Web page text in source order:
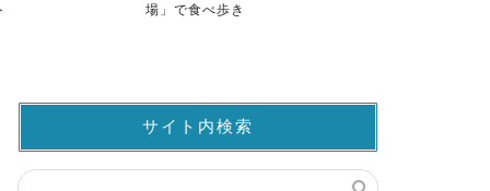
場」で食べ歩き
サイト内検索